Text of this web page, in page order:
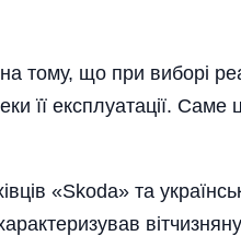
тому, що при виборі
її експлуатації. Саме
«Skoda» та